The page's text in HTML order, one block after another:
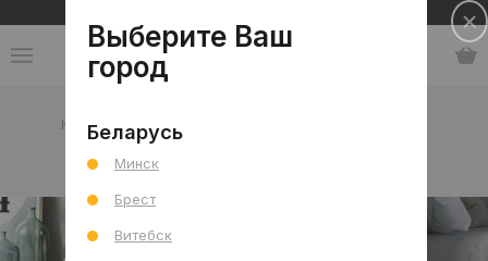
Каталог
коллекция Goya
Выберите Ваш
город
Беларусь
Минск
Брест
Витебск